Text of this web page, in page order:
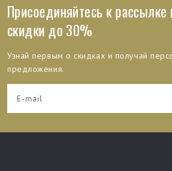
Присоединяйтесь к рассылке
скидки до 30%
Узнай первым о скидках и получай
предложения.